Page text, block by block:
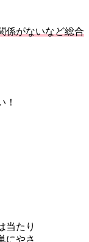
係がないなど総合
！
当たり
にやさ